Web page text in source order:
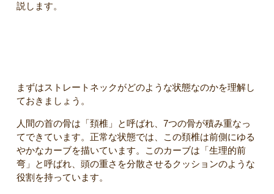
説します。
まずはストレートネックがどのような状態なのかを理解し
ておきましょう。
人間の首の骨は「頚椎」と呼ばれ、7つの骨が積み重なっ
てできています。正常な状態では、この頚椎は前側にゆる
やかなカーブを描いています。このカーブは「生理的前
弯」と呼ばれ、頭の重さを分散させるクッションのような
役割を持っています。